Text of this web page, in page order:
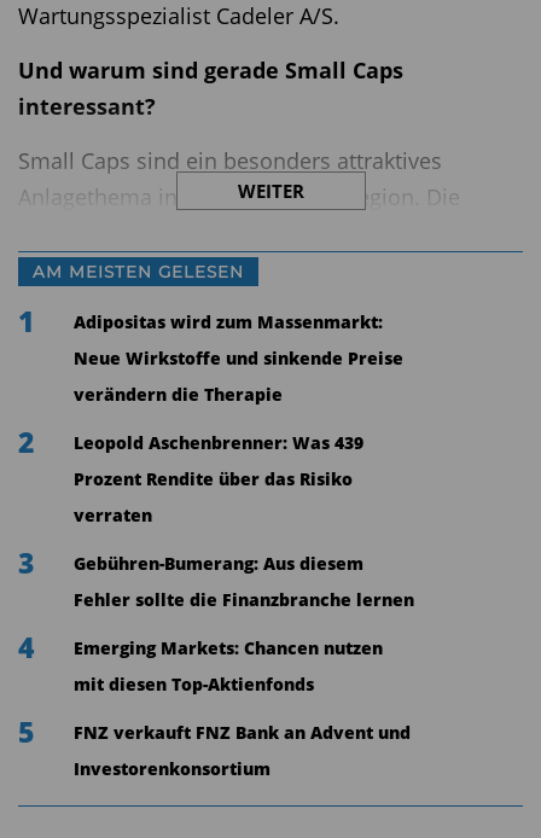
Wartungsspezialist Cadeler A/S.
Und warum sind gerade Small Caps
interessant?
Small Caps sind ein besonders attraktives
Anlagethema in der nordischen Region. Die
Länder bilden dynamische Ökosysteme mit
vielversprechenden Innovations- und
für börsennotierte Unternehmen sehr attraktiv
machen. Unternehmen in diesem Segment
zeichnen sich häufig durch eine führende
Position in ihren Branchen aus und treiben durch
Spitzentechnologie und nachhaltige Praktiken
den Wandel und das Wachstum voran. Die
jeweiligen Sektoren zu entdecken, deren
Marktwerte im Vergleich zu ihren starken
globalen Marktpositionen sehr niedrig sind.
WEITER
AM MEISTEN GELESEN
1
Adipositas wird zum Massenmarkt:
Neue Wirkstoffe und sinkende Preise
verändern die Therapie
2
Leopold Aschenbrenner: Was 439
Prozent Rendite über das Risiko
verraten
3
Gebühren-Bumerang: Aus diesem
Fehler sollte die Finanzbranche lernen
4
Emerging Markets: Chancen nutzen
mit diesen Top-Aktienfonds
5
FNZ verkauft FNZ Bank an Advent und
Investorenkonsortium